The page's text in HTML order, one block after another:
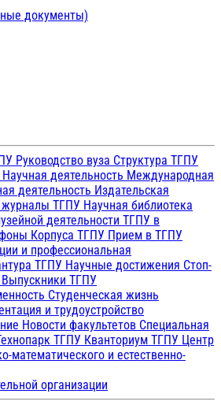
документы)
Руководство вуза Структура ТГПУ
Научная деятельность Международная
деятельность Издательская
ТГПУ Научная библиотека
деятельности ТГПУ в
Корпуса ТГПУ Прием в ТГПУ
и профессиональная
ТГПУ Научные достижения Стоп-
Выпускники ТГПУ
Студенческая жизнь
и трудоустройство
Новости факультетов Специальная
ТГПУ Кванториум ТГПУ Центр
математического и естественно-
организации